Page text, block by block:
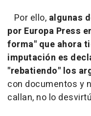
Por ello, algunas
por Europa Press
forma" que ahora
imputación es
"rebatiendo" los
con documentos y
callan, no lo